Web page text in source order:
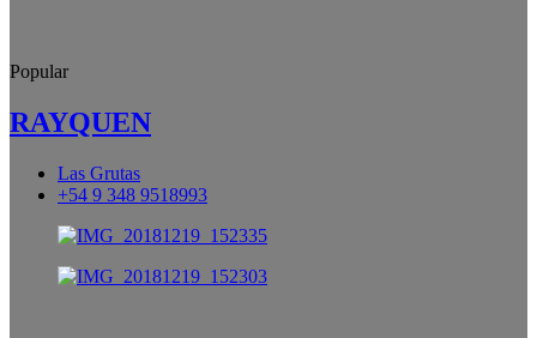
Popular
RAYQUEN
Las Grutas
+54 9 348 9518993